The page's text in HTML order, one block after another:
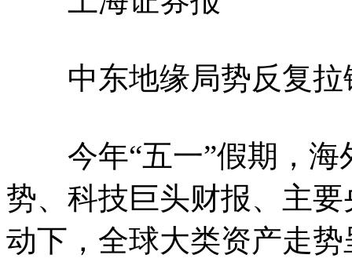
中东地缘局势反复拉
今年“五一”假期，海
势、科技巨头财报、主
动下，全球大类资产走